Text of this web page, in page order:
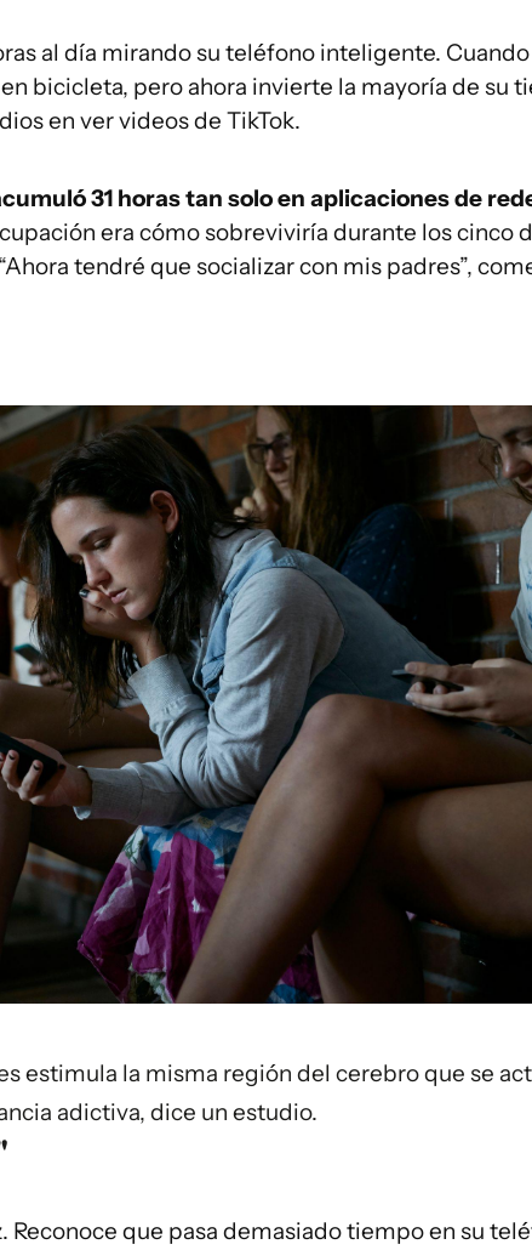
al día mirando su teléfono inteligente.
bicicleta, pero ahora invierte la mayoría de su
en ver videos de TikTok.
31 horas tan solo en aplicaciones de
era cómo sobreviviría durante los cinco
tendré que socializar con mis padres”,
estimula la misma región del cerebro que se
adictiva, dice un estudio.
Reconoce que pasa demasiado tiempo en su